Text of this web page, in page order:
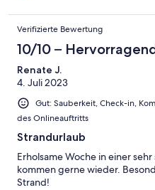
Verifizierte Bewertung
10/10 –
Renate J.
4. Juli 2023
Gut: Sauberkeit, Check-in,
des Onlineauftritts
Strandurlaub
Erholsame Woche in einer
kommen gerne wieder.
Strand!